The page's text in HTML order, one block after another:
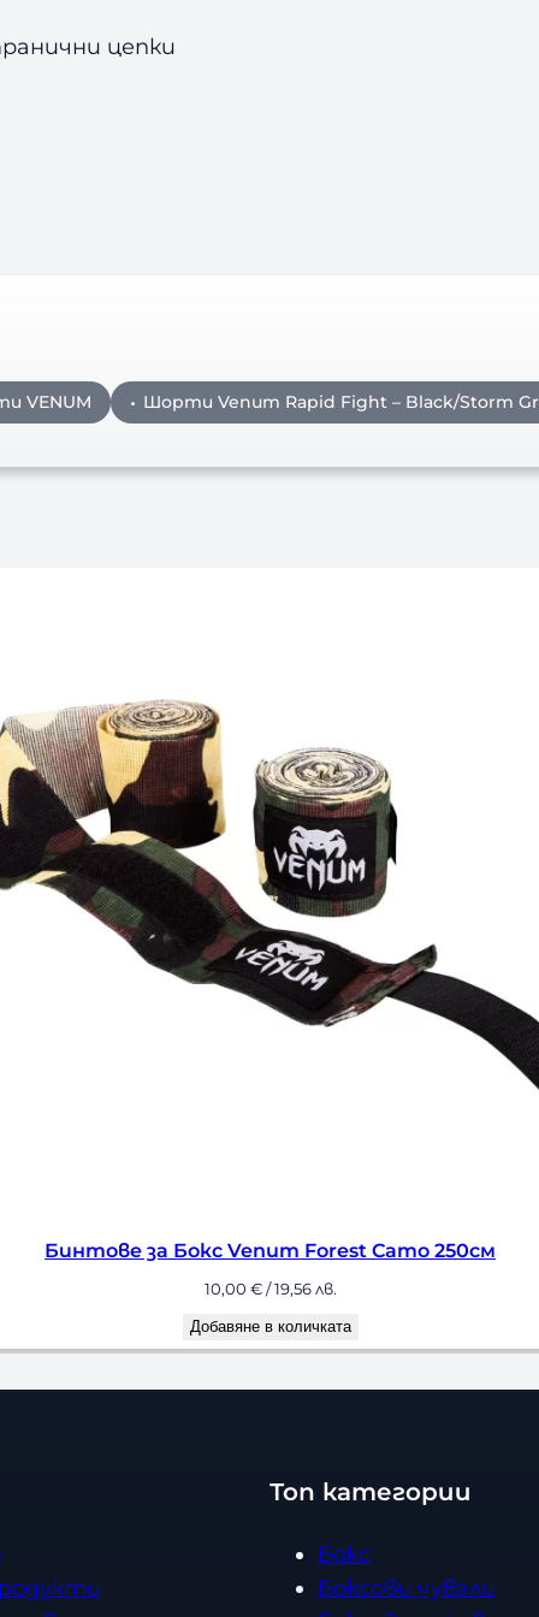
цепки
VENUM Шорти Venum Rapid Fight – Black/Storm
за Бокс Venum Forest Camo 250см
/ 19,56 лв.
Добавяне в количката
Топ категории
Бокс
Боксови чували